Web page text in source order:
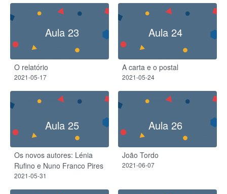
Aula 23
O relatório
2021-05-17
Aula 24
A carta e o postal
2021-05-24
Aula 25
Os novos autores: Lénia
Rufino e Nuno Franco Pires
2021-05-31
Aula 26
João Tordo
2021-06-07